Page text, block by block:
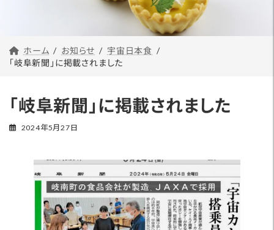
ホーム お知らせ 宇宙日本食
「岐阜新聞」に掲載されました
「岐阜新聞」に掲載されました
2024年5月27日